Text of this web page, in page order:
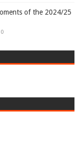
of the 2024/25
0